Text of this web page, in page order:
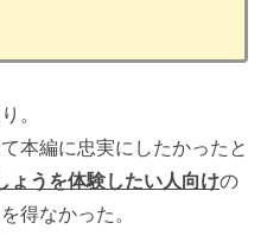
。
本編に忠実にしたかったと
ょうを体験したい人向けの
得なかった。